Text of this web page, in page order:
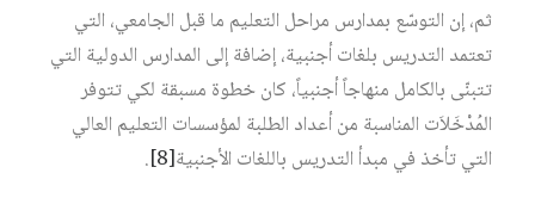
ثم، إن التوسّع بمدارس مراحل التعليم ما قبل الجامعي، التي
تعتمد التدريس بلغات أجنبية، إضافة إلى المدارس الدولية التي
تتبنّى بالكامل منهاجاً أجنبياً، كان خطوة مسبقة لكي تتوفر
المُدْخَلاَت المناسبة من أعداد الطلبة لمؤسسات التعليم العالي
التي تأخذ في مبدأ التدريس باللغات الأجنبية[8]
.